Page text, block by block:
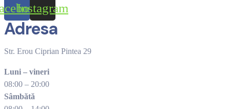
Instagram
Adresa
Str. Erou Ciprian Pintea 29
Luni – vineri
08:00 – 20:00
Sâmbătă